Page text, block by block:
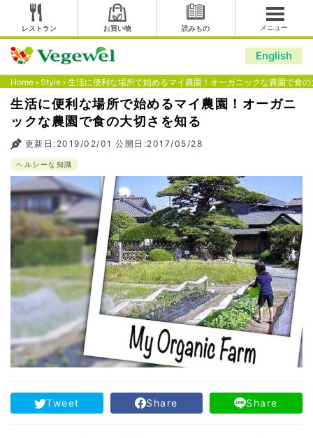
レストラン お買い物 読みもの メニュー
English
Home › Style › 生活に便利な場所で始めるマイ農園！オーガニックな農園で食
生活に便利な場所で始めるマイ農園！オーガニ
ックな農園で食の大切さを知る
更新日:2019/02/01 公開日:2017/05/28
ヘルシーな知識
Tweet Share Share